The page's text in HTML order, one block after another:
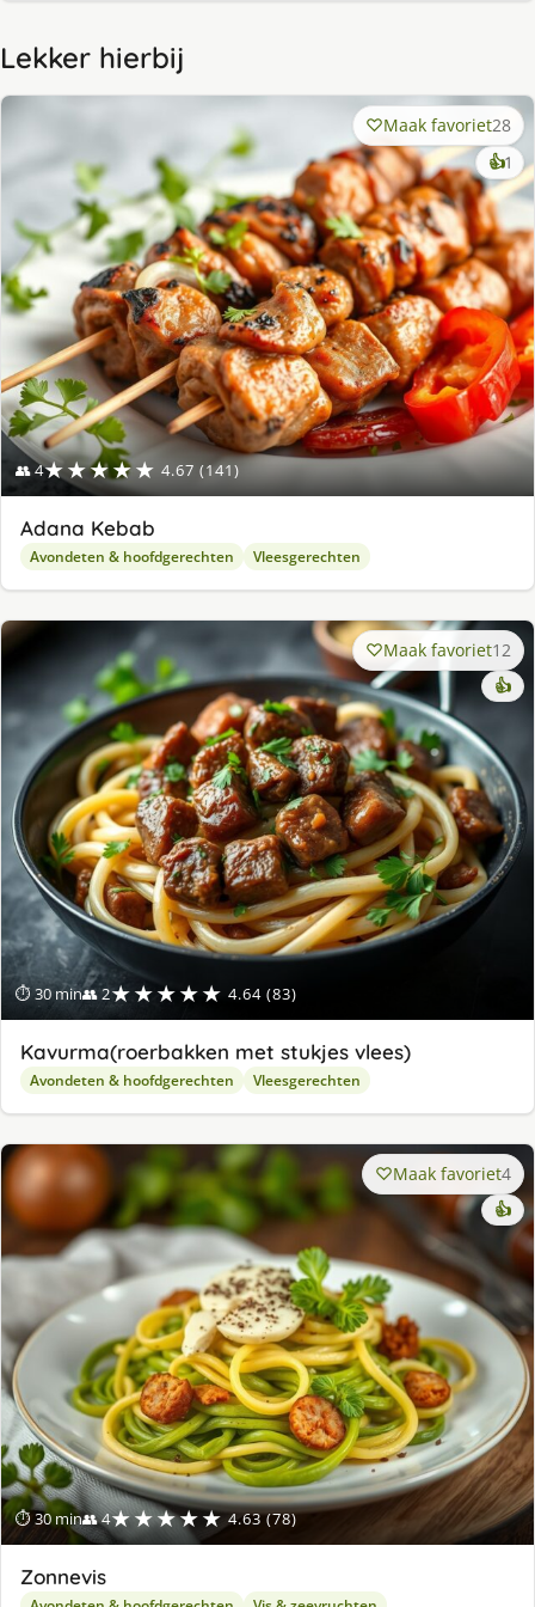
Lekker hierbij
👥 4★★★★★ 4.67 (141)
Maak favoriet28
👍1
Adana Kebab
Avondeten & hoofdgerechten Vleesgerechten
⏱ 30 min👥 2★★★★★ 4.64 (83)
Maak favoriet12
👍
Kavurma(roerbakken met stukjes vlees)
Avondeten & hoofdgerechten Vleesgerechten
⏱ 30 min👥 4★★★★★ 4.63 (78)
Maak favoriet4
👍
Zonnevis